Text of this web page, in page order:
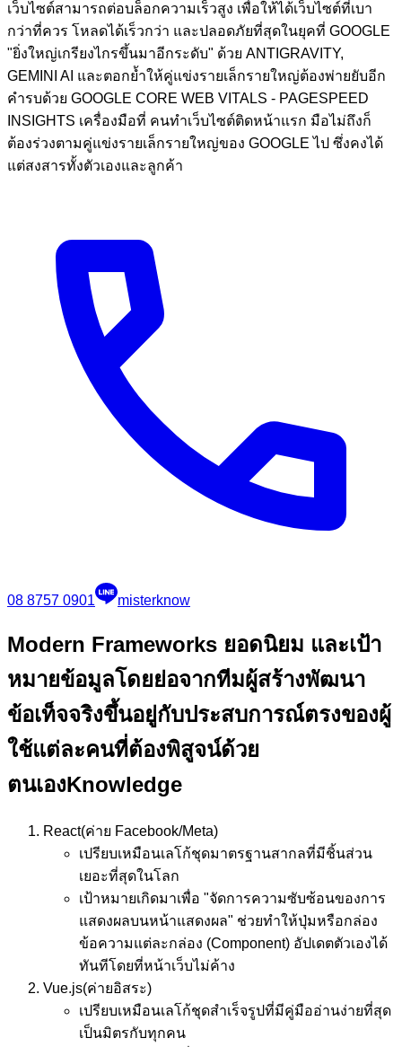
เว็บไซต์สามารถต่อบล็อกความเร็วสูง เพื่อให้ได้เว็บไซต์ที่เบา
กว่าที่ควร โหลดได้เร็วกว่า และปลอดภัยที่สุดในยุคที่ GOOGLE
"ยิ่งใหญ่เกรียงไกรขึ้นมาอีกระดับ" ด้วย ANTIGRAVITY,
GEMINI AI และตอกย้ำให้คู่แข่งรายเล็กรายใหญ่ต้องพ่ายยับอีก
คำรบด้วย GOOGLE CORE WEB VITALS - PAGESPEED
INSIGHTS เครื่องมือที่ คนทำเว็บไซต์ติดหน้าแรก มือไม่ถึงก็
ต้องร่วงตามคู่แข่งรายเล็กรายใหญ่ของ GOOGLE ไป ซึ่งคงได้
แต่สงสารทั้งตัวเองและลูกค้า
08 8757 0901 misterknow
Modern Frameworks ยอดนิยม และเป้า
หมายข้อมูลโดยย่อจากทีมผู้สร้างพัฒนา
ข้อเท็จจริงขึ้นอยู่กับประสบการณ์ตรงของผู้
ใช้แต่ละคนที่ต้องพิสูจน์ด้วย
ตนเองKnowledge
React(ค่าย Facebook/Meta)
เปรียบเหมือนเลโก้ชุดมาตรฐานสากลที่มีชิ้นส่วน
เยอะที่สุดในโลก
เป้าหมายเกิดมาเพื่อ "จัดการความซับซ้อนของการ
แสดงผลบนหน้าแสดงผล" ช่วยทำให้ปุ่มหรือกล่อง
ข้อความแต่ละกล่อง (Component) อัปเดตตัวเองได้
ทันทีโดยที่หน้าเว็บไม่ค้าง
Vue.js(ค่ายอิสระ)
เปรียบเหมือนเลโก้ชุดสำเร็จรูปที่มีคู่มืออ่านง่ายที่สุด
เป็นมิตรกับทุกคน